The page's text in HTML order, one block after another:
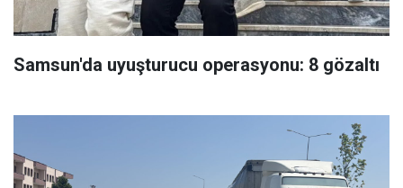
Samsun'da uyuşturucu operasyonu: 8 gözaltı